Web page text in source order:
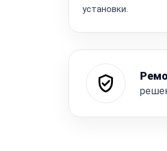
установки.